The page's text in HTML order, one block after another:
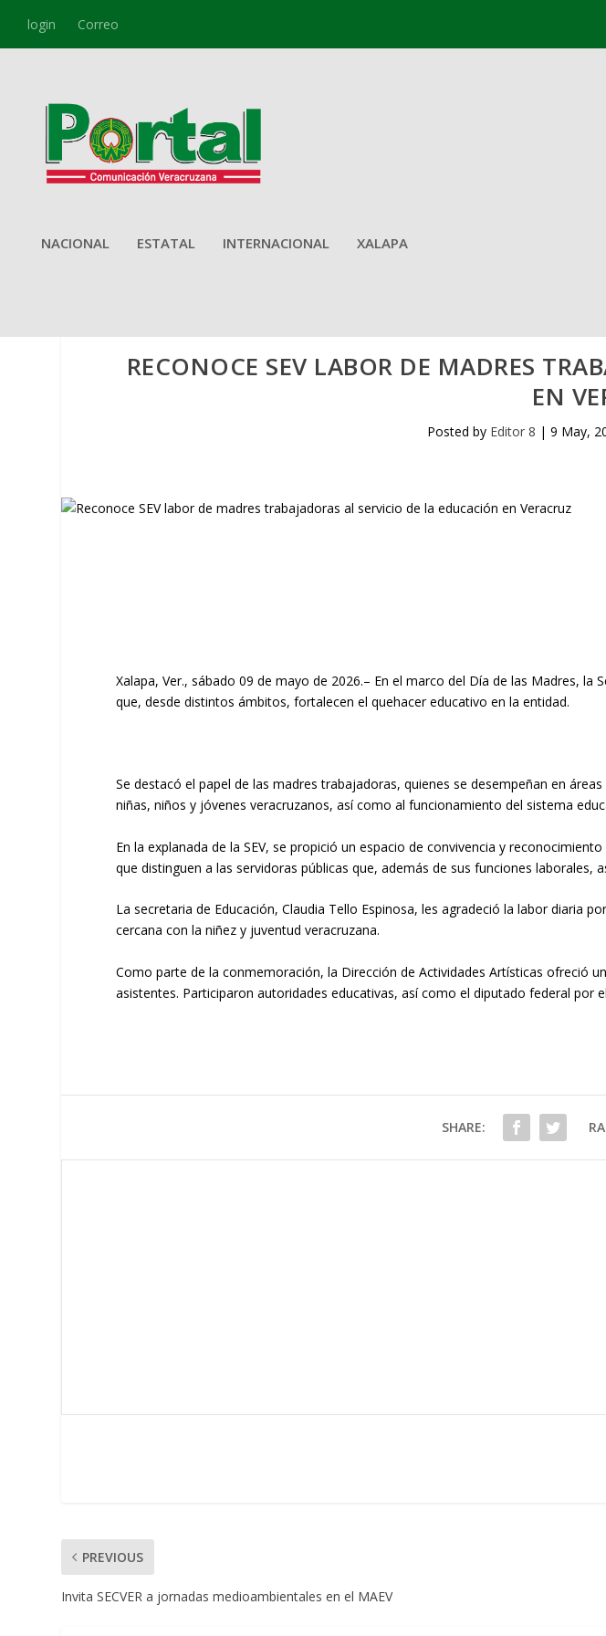
login Correo
NACIONAL ESTATAL INTERNACIONAL XALAPA
RECONOCE SEV LABOR DE MADRES
EN
Posted by Editor 8 | 9 May,
Xalapa, Ver., sábado 09 de mayo de 2026.– En el marco del Día de las Madres,
que, desde distintos ámbitos, fortalecen el quehacer educativo en la entidad.
Se destacó el papel de las madres trabajadoras, quienes se desempeñan en
niñas, niños y jóvenes veracruzanos, así como al funcionamiento del sistema
En la explanada de la SEV, se propició un espacio de convivencia y
que distinguen a las servidoras públicas que, además de sus funciones laborales,
La secretaria de Educación, Claudia Tello Espinosa, les agradeció la labor diaria
cercana con la niñez y juventud veracruzana.
Como parte de la conmemoración, la Dirección de Actividades Artísticas ofreció
asistentes. Participaron autoridades educativas, así como el diputado federal por
SHARE:
PREVIOUS
Invita SECVER a jornadas medioambientales en el MAEV